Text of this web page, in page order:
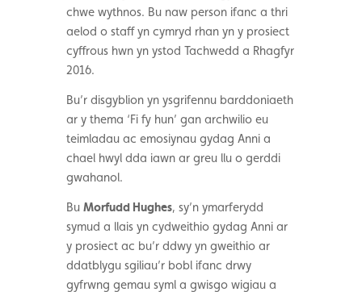
chwe wythnos. Bu naw person ifanc a thri
aelod o staff yn cymryd rhan yn y prosiect
cyffrous hwn yn ystod Tachwedd a Rhagfyr
2016.
Bu’r disgyblion yn ysgrifennu barddoniaeth
ar y thema ‘Fi fy hun’ gan archwilio eu
teimladau ac emosiynau gydag Anni a
chael hwyl dda iawn ar greu llu o gerddi
gwahanol.
Bu Morfudd Hughes, sy’n ymarferydd
symud a llais yn cydweithio gydag Anni ar
y prosiect ac bu’r ddwy yn gweithio ar
ddatblygu sgiliau’r bobl ifanc drwy
gyfrwng gemau syml a gwisgo wigiau a